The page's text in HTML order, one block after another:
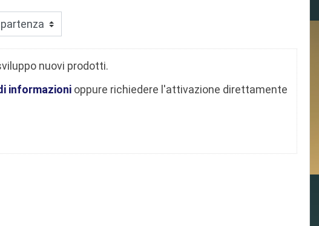
nuovi prodotti.
informazioni oppure richiedere l'attivazione direttamente